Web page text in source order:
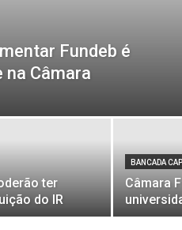
Fundeb é
Câmara
ter
do IR
BANCADA
Câmara